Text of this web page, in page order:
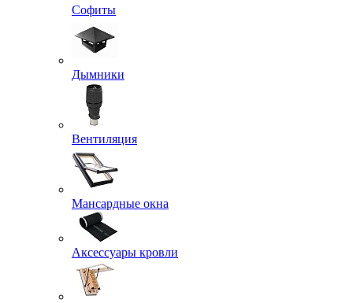
Софиты
Дымники
Вентиляция
Мансардные окна
Аксессуары кровли